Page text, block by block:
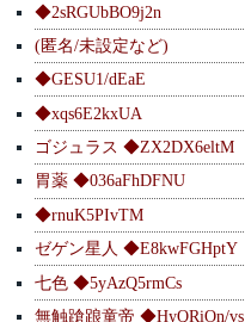
◆2sRGUbBO9j2n
(匿名/未設定など)
◆GESU1/dEaE
◆xqs6E2kxUA
ゴジュラス ◆ZX2DX6eltM
胃薬 ◆036aFhDFNU
◆rnuK5PIvTM
ゼゲン星人 ◆E8kwFGHptY
七色 ◆5yAzQ5rmCs
無触蹌踉童帝 ◆HyQRiOn/vs